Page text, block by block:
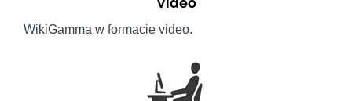
WikiGamma w formacie video.